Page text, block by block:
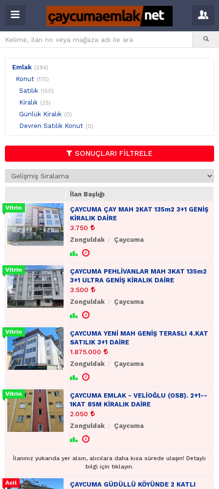
Emlak (294)
Konut (175)
Satılık (150)
Kiralık (25)
Günlük Kiralık (0)
Devren Satılık Konut (0)
SONUÇLARI FİLTRELE
İlan Başlığı
ÇAYCUMA ÇAY MAH 2KAT 135m2 3+1 GENİŞ
KİRALIK DAİRE
3.750
Zonguldak Çaycuma
ÇAYCUMA PEHLİVANLAR MAH 3KAT 135m2
3+1 ULTRA GENİŞ KİRALIK DAİRE
3.500
Zonguldak Çaycuma
ÇAYCUMA YENİ MAH GENİŞ TERASLI 4.KAT
SATILIK 3+1 DAİRE
1.875.000
Zonguldak Çaycuma
ÇAYCUMA EMLAK - VELİOĞLU (OSB). 2+1--
1KAT 85M KİRALIK DAİRE
2.050
Zonguldak Çaycuma
İlanınız yukarıda yer alsın, alıcılara daha kısa sürede ulaşın! Detaylı
bilgi için tıklayın.
ÇAYCUMA GÜDÜLLÜ KÖYÜNDE 2 KATLI